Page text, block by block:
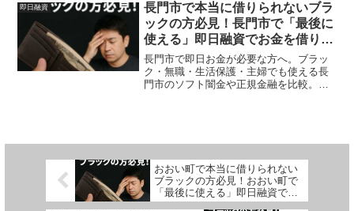
即日融資
長門市で本当に借りられないブラ
ックの方必見！長門市で「最後に
使える」即日融資でお金を借りる
方法を紹介！
長門市で即日お金が必要な方へ。ブラッ
ク・無職・生活保護・主婦でも使える長
門市のソフト闇金や正規金融を比較。安
おおい町で本当に借りられない
ブラックの方必見！おおい町で
「最後に使える」即日融資でお
金を借りる方法を紹介！